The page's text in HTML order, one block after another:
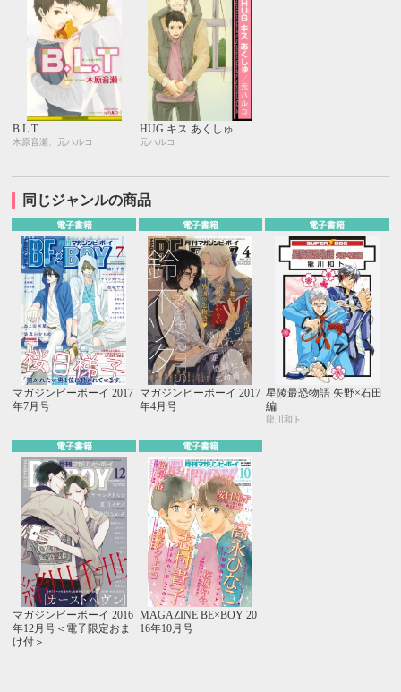
B.L.T
木原音瀬、元ハルコ
HUG キス あくしゅ
元ハルコ
同じジャンルの商品
電子書籍
マガジンビーボーイ 2017
年7月号
電子書籍
マガジンビーボーイ 2017
年4月号
電子書籍
星陵最恐物語 矢野×石田
編
龍川和ト
電子書籍
マガジンビーボーイ 2016
年12月号＜電子限定おま
け付＞
電子書籍
MAGAZINE BE×BOY 20
16年10月号